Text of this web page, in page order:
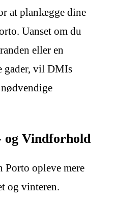
at planlægge dine
Uanset om du
eller en
gader, vil DMIs
og Vindforhold
Porto opleve mere
og vinteren.